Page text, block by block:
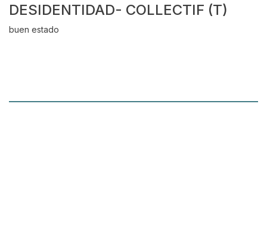
DESIDENTIDAD- COLLECTIF (T)
buen estado